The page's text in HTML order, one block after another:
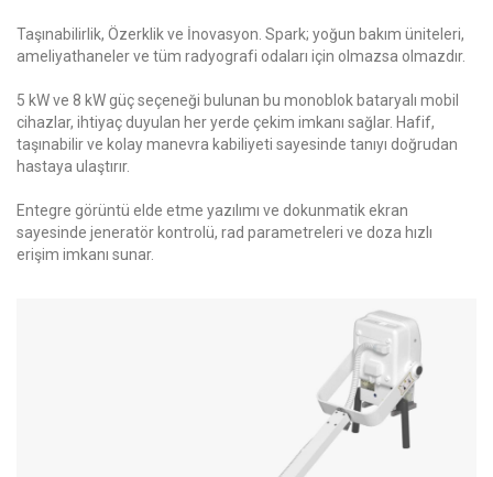
Taşınabilirlik, Özerklik ve İnovasyon. Spark; yoğun bakım üniteleri,
ameliyathaneler ve tüm radyografi odaları için olmazsa olmazdır.
5 kW ve 8 kW güç seçeneği bulunan bu monoblok bataryalı mobil
cihazlar, ihtiyaç duyulan her yerde çekim imkanı sağlar. Hafif,
taşınabilir ve kolay manevra kabiliyeti sayesinde tanıyı doğrudan
hastaya ulaştırır.
Entegre görüntü elde etme yazılımı ve dokunmatik ekran
sayesinde jeneratör kontrolü, rad parametreleri ve doza hızlı
erişim imkanı sunar.